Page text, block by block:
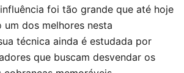
foi tão grande que até hoje
dos melhores nesta
técnica ainda é estudada por
que buscam desvendar os